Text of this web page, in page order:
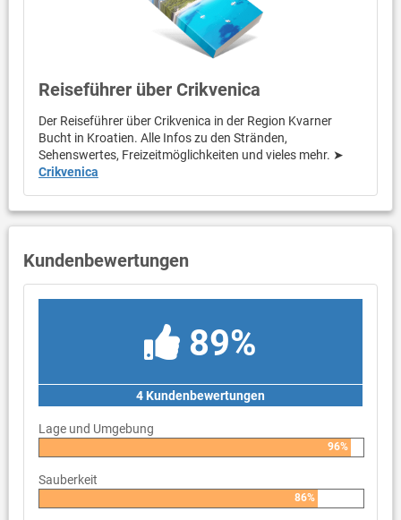
Reiseführer über Crikvenica
Der Reiseführer über Crikvenica in der Region Kvarner
Bucht in Kroatien. Alle Infos zu den Stränden,
Sehenswertes, Freizeitmöglichkeiten und vieles mehr. ➤
Crikvenica
Kundenbewertungen
89%
4 Kundenbewertungen
Lage und Umgebung
96%
Sauberkeit
86%